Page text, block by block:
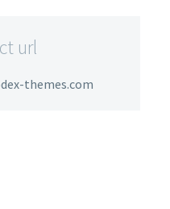
url
themes.com